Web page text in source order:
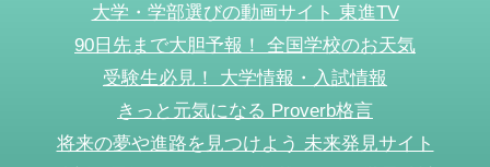
大学・学部選びの動画サイト 東進TV
90日先まで大胆予報！ 全国学校のお天気
受験生必見！ 大学情報・入試情報
きっと元気になる Proverb格言
将来の夢や進路を見つけよう 未来発見サイト